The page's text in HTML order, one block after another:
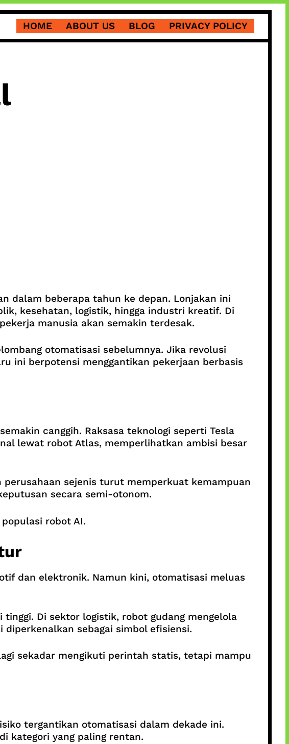
HOME ABOUT US BLOG PRIVACY POLICY
dalam beberapa tahun ke depan. Lonjakan ini
kesehatan, logistik, hingga industri kreatif. Di
manusia akan semakin terdesak.
otomatisasi sebelumnya. Jika revolusi
ini berpotensi menggantikan pekerjaan berbasis
canggih. Raksasa teknologi seperti Tesla
lewat robot Atlas, memperlihatkan ambisi besar
sejenis turut memperkuat kemampuan
secara semi-otonom.
robot AI.
dan elektronik. Namun kini, otomatisasi meluas
Di sektor logistik, robot gudang mengelola
sebagai simbol efisiensi.
sekadar mengikuti perintah statis, tetapi mampu
tergantikan otomatisasi dalam dekade ini.
kategori yang paling rentan.